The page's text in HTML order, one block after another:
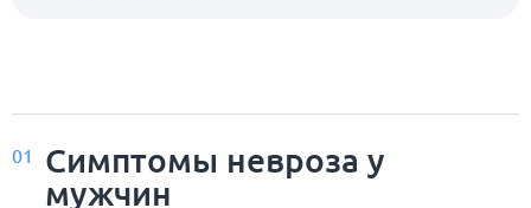
01
Симптомы невроза у
мужчин